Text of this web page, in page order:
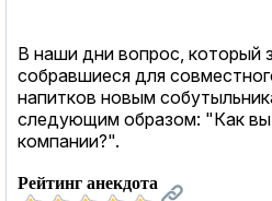
В наши дни вопрос, который
собравшиеся для
напитков новым
следующим образом: "Как
компании?".
Рейтинг анекдота